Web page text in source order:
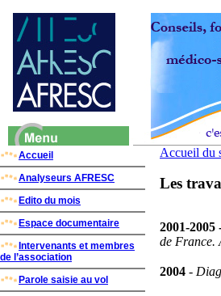
Accueil
Analyseurs AFRESC
Edito du mois
Espace documentaire
Intervenants et membres
de l’association
Parole saisie au vol
Accueil du
Les
2001-2005
de France.
2004 -